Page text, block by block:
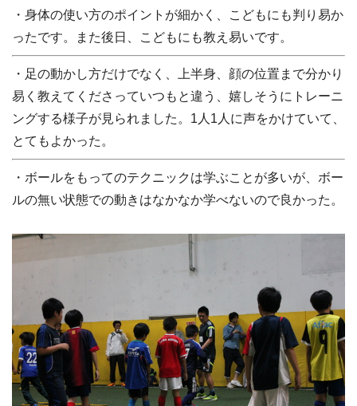
・身体の使い方のポイントが細かく、こどもにも判り易か
ったです。また後日、こどもにも教え易いです。
・足の動かし方だけでなく、上半身、顔の位置まで分かり
易く教えてくださっていつもと違う、嬉しそうにトレーニ
ングする様子が見られました。1人1人に声をかけていて、
とてもよかった。
・ボールをもってのテクニックは学ぶことが多いが、ボー
ルの無い状態での動きはなかなか学べないので良かった。